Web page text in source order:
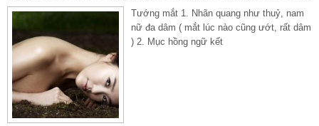
Tướng mắt 1. Nhãn quang như thuỷ, nam
nữ đa dâm ( mắt lúc nào cũng ướt, rất dâm
) 2. Mục hồng ngữ kết